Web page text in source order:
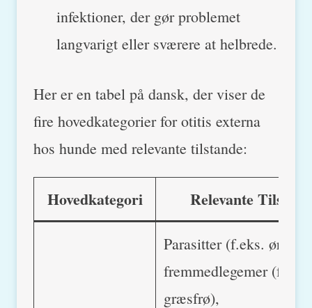
infektioner, der gør problemet
langvarigt eller sværere at helbrede.
Her er en tabel på dansk, der viser de
fire hovedkategorier for otitis externa
hos hunde med relevante tilstande:
Hovedkategori Relevante
Parasitter (f.eks.
fremmedlegemer (f.eks.
græsfrø),